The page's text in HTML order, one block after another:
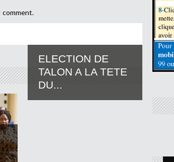
comment.
ELECTION DE
TALON A LA TETE
DU...